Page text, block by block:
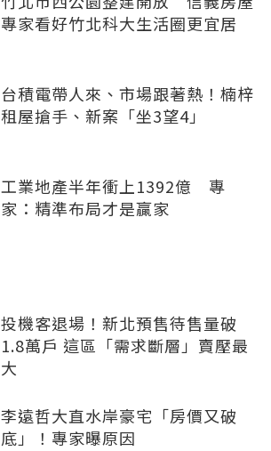
專家看好竹北科大生活圈更宜居
台積電帶人來、市場跟著熱！楠梓
租屋搶手、新案「坐3望4」
工業地產半年衝上1392億 專
家：精準布局才是贏家
投機客退場！新北預售待售量破
1.8萬戶 這區「需求斷層」賣壓最
大
李遠哲大直水岸豪宅「房價又破
底」！專家曝原因